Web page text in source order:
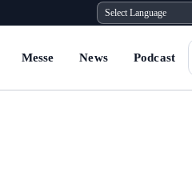
Messe News Podcast